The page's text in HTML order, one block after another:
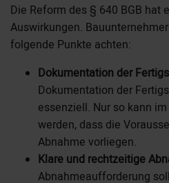
Die Reform des § 640 BGB hat
Auswirkungen.
folgende Punkte achten:
Dokumentation der
Dokumentation der
essenziell. Nur so kann
werden, dass die
Abnahme vorliegen.
Klare und rechtzeitige
Abnahmeaufforderung